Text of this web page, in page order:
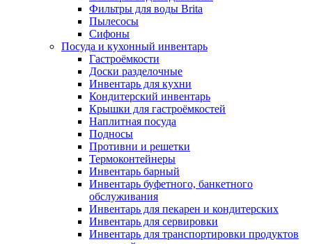
Фильтры для воды Brita
Пылесосы
Сифоны
Посуда и кухонный инвентарь
Гастроёмкости
Доски разделочные
Инвентарь для кухни
Кондитерский инвентарь
Крышки для гастроёмкостей
Наплитная посуда
Подносы
Противни и решетки
Термоконтейнеры
Инвентарь барный
Инвентарь буфетного, банкетного
обслуживания
Инвентарь для пекарен и кондитерских
Инвентарь для сервировки
Инвентарь для транспортировки продуктов